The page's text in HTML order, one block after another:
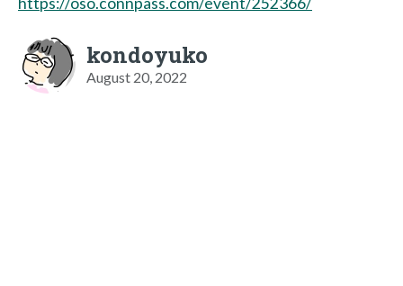
kondoyuko
August 20, 2022